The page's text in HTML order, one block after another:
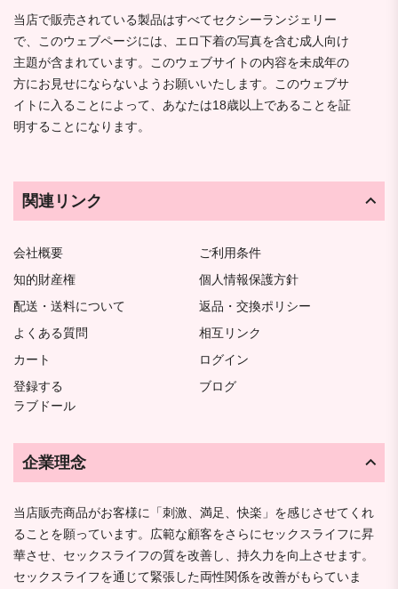
当店で販売されている製品はすべてセクシーランジェリー
で、このウェブページには、エロ下着の写真を含む成人向け
主題が含まれています。このウェブサイトの内容を未成年の
方にお見せにならないようお願いいたします。このウェブサ
イトに入ることによって、あなたは18歳以上であることを証
明することになります。
関連リンク
会社概要
ご利用条件
知的財産権
個人情報保護方針
配送・送料について
返品・交換ポリシー
よくある質問
相互リンク
カート
ログイン
登録する
ブログ
ラブドール
企業理念
当店販売商品がお客様に「刺激、満足、快楽」を感じさせてくれ
ることを願っています。広範な顧客をさらにセックスライフに昇
華させ、セックスライフの質を改善し、持久力を向上させます。
セックスライフを通じて緊張した両性関係を改善がもらていま